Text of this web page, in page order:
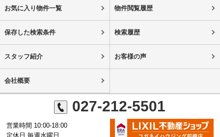
お気に入り物件一覧 物件閲覧履歴
保存した検索条件 検索履歴
スタッフ紹介 お客様の声
会社概要
027-212-5501
営業時間 10:00-18:00
定休日 毎週水曜日